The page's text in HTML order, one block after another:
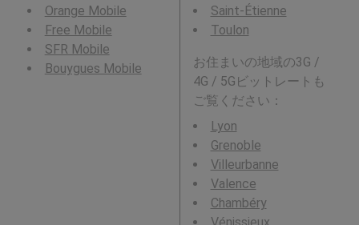
Orange Mobile
Free Mobile
SFR Mobile
Bouygues Mobile
Saint-Étienne
Toulon
お住まいの地域の3G /
4G / 5Gビットレートも
ご覧ください：
Lyon
Grenoble
Villeurbanne
Valence
Chambéry
Vénissieux